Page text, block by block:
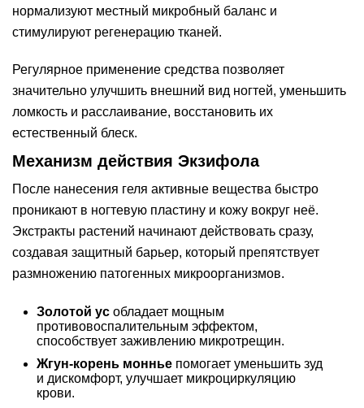
нормализуют местный микробный баланс и
стимулируют регенерацию тканей.
Регулярное применение средства позволяет
значительно улучшить внешний вид ногтей, уменьшить
ломкость и расслаивание, восстановить их
естественный блеск.
Механизм действия Экзифола
После нанесения геля активные вещества быстро
проникают в ногтевую пластину и кожу вокруг неё.
Экстракты растений начинают действовать сразу,
создавая защитный барьер, который препятствует
размножению патогенных микроорганизмов.
Золотой ус обладает мощным
противовоспалительным эффектом,
способствует заживлению микротрещин.
Жгун-корень моннье помогает уменьшить зуд
и дискомфорт, улучшает микроциркуляцию
крови.